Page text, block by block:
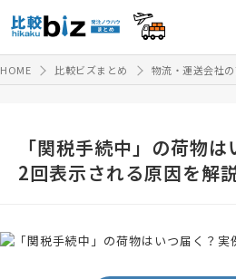
HOME 比較ビズまとめ 物流・運送会社
「関税手続中」の荷物
2回表示される原因を解